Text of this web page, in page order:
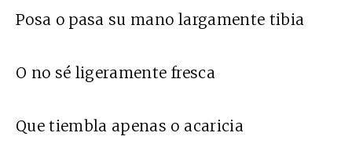
Posa o pasa su mano largamente tibia
O no sé ligeramente fresca
Que tiembla apenas o acaricia